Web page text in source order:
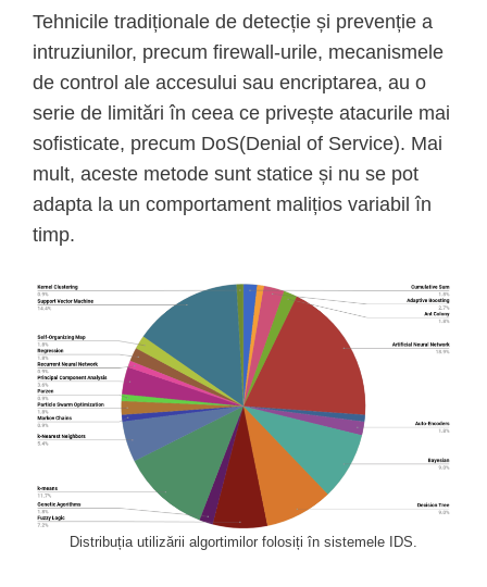
Tehnicile tradiționale de detecție și prevenție a
intruziunilor, precum firewall-urile, mecanismele
de control ale accesului sau encriptarea, au o
serie de limitări în ceea ce privește atacurile mai
sofisticate, precum DoS(Denial of Service). Mai
mult, aceste metode sunt statice și nu se pot
adapta la un comportament malițios variabil în
timp.
Distribuția utilizării algortimilor folosiți în sistemele IDS.